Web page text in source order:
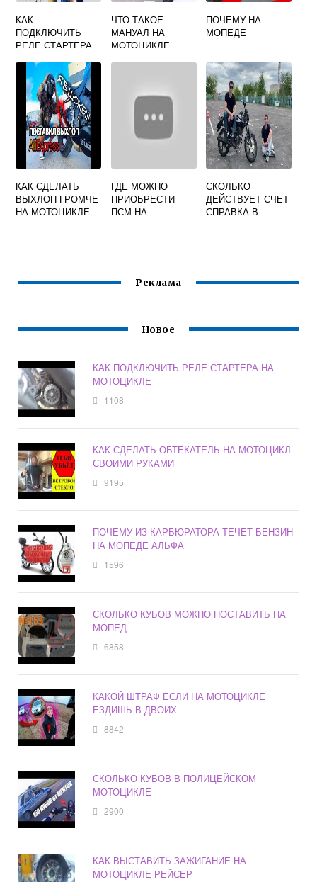
КАК
ПОДКЛЮЧИТЬ
РЕЛЕ СТАРТЕРА
АЛЬФА
ПРАВИЛЬНО
ЧТО ТАКОЕ
МАНУАЛ НА
МОТОЦИКЛЕ
ПОЧЕМУ НА
МОПЕДЕ
КАК СДЕЛАТЬ
ВЫХЛОП ГРОМЧЕ
НА МОТОЦИКЛЕ
ГДЕ МОЖНО
ПРИОБРЕСТИ
ПСМ НА
СКОЛЬКО
ДЕЙСТВУЕТ СЧЕТ
СПРАВКА В
Реклама
Новое
КАК ПОДКЛЮЧИТЬ РЕЛЕ СТАРТЕРА НА
МОТОЦИКЛЕ
1108
КАК СДЕЛАТЬ ОБТЕКАТЕЛЬ НА МОТОЦИКЛ
СВОИМИ РУКАМИ
9195
ПОЧЕМУ ИЗ КАРБЮРАТОРА ТЕЧЕТ БЕНЗИН
НА МОПЕДЕ АЛЬФА
1596
СКОЛЬКО КУБОВ МОЖНО ПОСТАВИТЬ НА
МОПЕД
6858
КАКОЙ ШТРАФ ЕСЛИ НА МОТОЦИКЛЕ
ЕЗДИШЬ В ДВОИХ
8842
СКОЛЬКО КУБОВ В ПОЛИЦЕЙСКОМ
МОТОЦИКЛЕ
2900
КАК ВЫСТАВИТЬ ЗАЖИГАНИЕ НА
МОТОЦИКЛЕ РЕЙСЕР